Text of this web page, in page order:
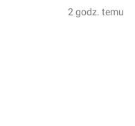
2 godz. temu